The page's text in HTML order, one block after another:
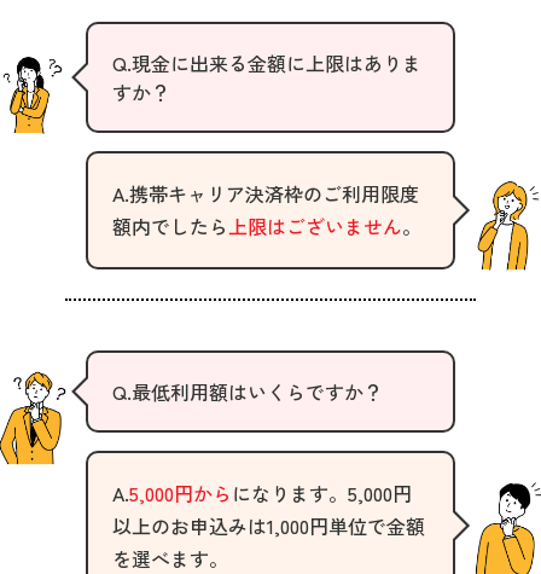
Q.現金に出来る金額に上限はありま
すか？
A.携帯キャリア決済枠のご利用限度
額内でしたら上限はございません。
Q.最低利用額はいくらですか？
A.5,000円から になります。5,000円
以上のお申込みは1,000円単位で金額
を選べます。